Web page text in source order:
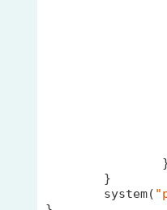
	system(